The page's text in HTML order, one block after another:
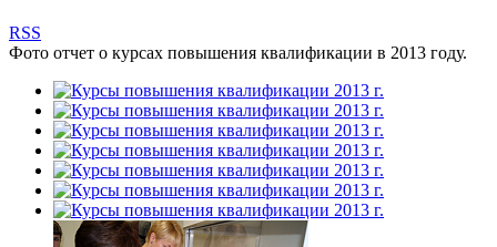
RSS
Фото отчет о курсах повышения квалификации в 2013 году.